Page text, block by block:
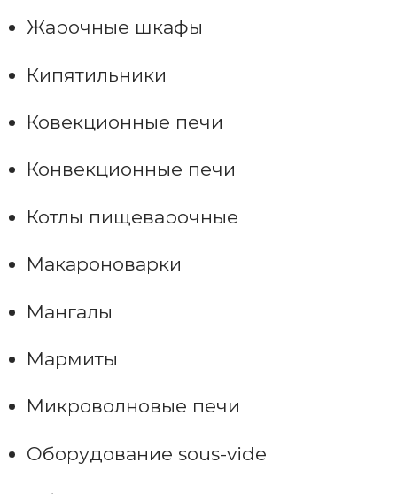
Жарочные шкафы
Кипятильники
Ковекционные печи
Конвекционные печи
Котлы пищеварочные
Макароноварки
Мангалы
Мармиты
Микроволновые печи
Оборудование sous-vide